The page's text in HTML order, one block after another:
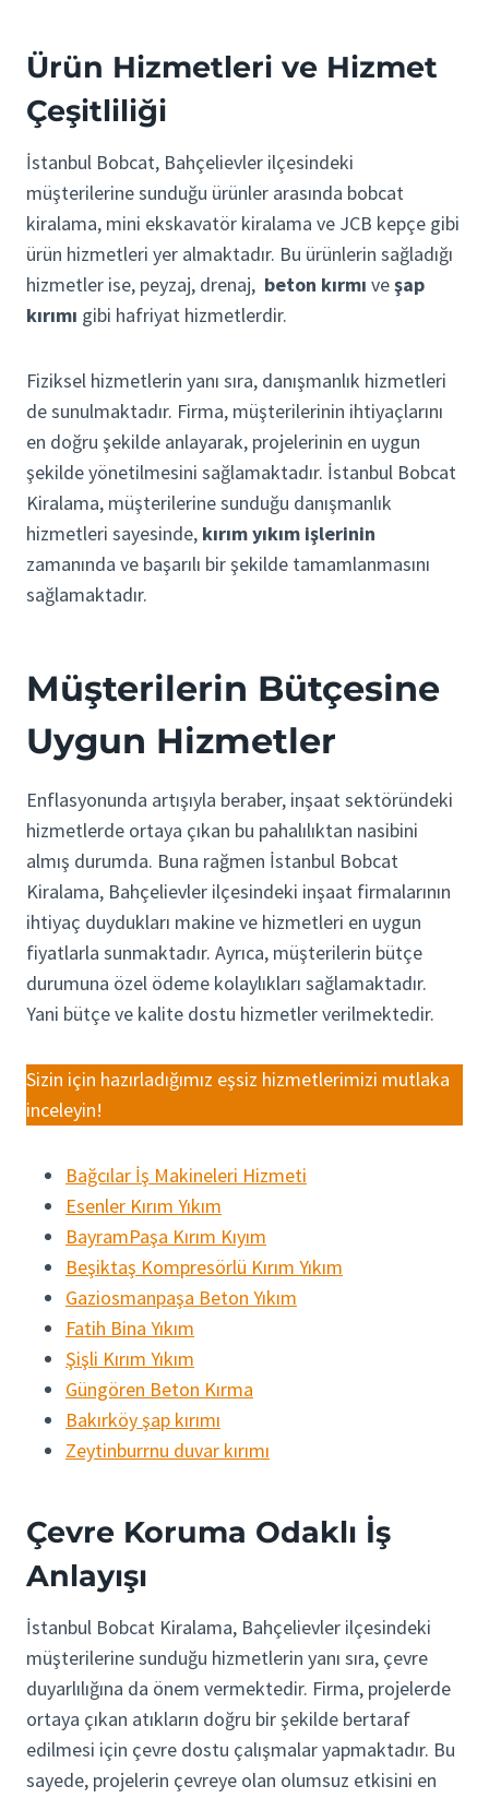
Ürün Hizmetleri ve Hizmet
Çeşitliliği
İstanbul Bobcat, Bahçelievler ilçesindeki
müşterilerine sunduğu ürünler arasında bobcat
kiralama, mini ekskavatör kiralama ve JCB kepçe gibi
ürün hizmetleri yer almaktadır. Bu ürünlerin sağladığı
hizmetler ise, peyzaj, drenaj, beton kırmı veşap
kırımı gibi hafriyat hizmetlerdir.
Fiziksel hizmetlerin yanı sıra, danışmanlık hizmetleri
de sunulmaktadır. Firma, müşterilerinin ihtiyaçlarını
en doğru şekilde anlayarak, projelerinin en uygun
şekilde yönetilmesini sağlamaktadır. İstanbul Bobcat
Kiralama, müşterilerine sunduğu danışmanlık
hizmetleri sayesinde, kırım yıkım işlerinin
zamanında ve başarılı bir şekilde tamamlanmasını
sağlamaktadır.
Müşterilerin Bütçesine
Uygun Hizmetler
Enflasyonunda artışıyla beraber, inşaat sektöründeki
hizmetlerde ortaya çıkan bu pahalılıktan nasibini
almış durumda. Buna rağmen İstanbul Bobcat
Kiralama, Bahçelievler ilçesindeki inşaat firmalarının
ihtiyaç duydukları makine ve hizmetleri en uygun
fiyatlarla sunmaktadır. Ayrıca, müşterilerin bütçe
durumuna özel ödeme kolaylıkları sağlamaktadır.
Yani bütçe ve kalite dostu hizmetler verilmektedir.
Sizin için hazırladığımız eşsiz hizmetlerimizi mutlaka
inceleyin!
Bağcılar İş Makineleri Hizmeti
Esenler Kırım Yıkım
BayramPaşa Kırım Kıyım
Beşiktaş Kompresörlü Kırım Yıkım
Gaziosmanpaşa Beton Yıkım
Fatih Bina Yıkım
Şişli Kırım Yıkım
Güngören Beton Kırma
Bakırköy şap kırımı
Zeytinburrnu duvar kırımı
Çevre Koruma Odaklı İş
Anlayışı
İstanbul Bobcat Kiralama, Bahçelievler ilçesindeki
müşterilerine sunduğu hizmetlerin yanı sıra, çevre
duyarlılığına da önem vermektedir. Firma, projelerde
ortaya çıkan atıkların doğru bir şekilde bertaraf
edilmesi için çevre dostu çalışmalar yapmaktadır. Bu
sayede, projelerin çevreye olan olumsuz etkisini en